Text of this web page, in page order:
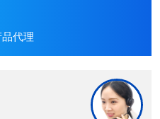
代理